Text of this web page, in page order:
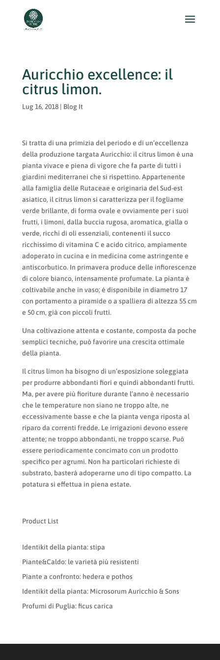
Auricchio excellence: il
citrus limon.
Lug 16, 2018| Blog It
Si tratta di una primizia del periodo e di un’eccellenza
della produzione targata Auricchio: il citrus limon è una
pianta vivace e piena di vigore che fa parte di tutti i
giardini mediterranei che si rispettino. Appartenente
alla famiglia delle Rutaceae e originaria del Sud-est
asiatico, il citrus limon si caratterizza per il fogliame
verde brillante, di forma ovale e ovviamente per i suoi
frutti, i limoni, dalla buccia rugosa, aromatica, gialla o
verde, ricchi di oli essenziali, contenenti il succo
ricchissimo di vitamina C e acido citrico, ampiamente
adoperato in cucina e in medicina come astringente e
antiscorbutico. In primavera produce delle infiorescenze
di colore bianco, intensamente profumate. La pianta è
coltivabile anche in vaso; è disponibile in diametro 17
con portamento a piramide o a spalliera di altezza 55 cm
e 50 cm, già con piccoli frutti.
Una coltivazione attenta e costante, composta da poche
semplici tecniche, può favorire una crescita ottimale
della pianta.
Il citrus limon ha bisogno di un’esposizione soleggiata
per produrre abbondanti fiori e quindi abbondanti frutti.
Ma, per avere più fioriture durante l’anno è necessario
che le temperature non siano ne troppo alte, ne
eccessivamente basse e che la pianta venga riposta al
riparo da correnti fredde. Le irrigazioni devono essere
attente; ne troppo abbondanti, ne troppo scarse. Può
essere periodicamente concimato con un prodotto
specifico per agrumi. Non ha particolari richieste di
substrato, basterà adoperarne uno di tipo compatto. La
potatura si effettua in piena estate.
Product List
Identikit della pianta: stipa
Piante&Caldo: le varietà più resistenti
Piante a confronto: hedera e pothos
Identikit della pianta: Microsorum Auricchio & Sons
Profumi di Puglia: ficus carica